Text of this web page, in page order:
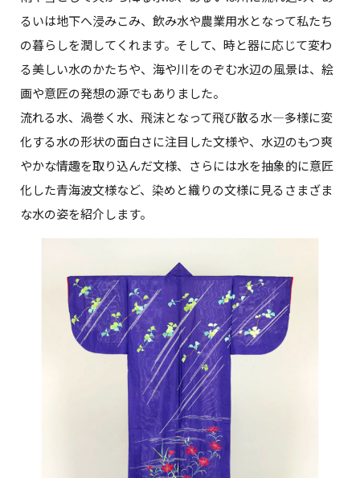
るいは地下へ浸みこみ、飲み水や農業用水となって私たち
の暮らしを潤してくれます。そして、時と器に応じて変わ
る美しい水のかたちや、海や川をのぞむ水辺の風景は、絵
画や意匠の発想の源でもありました。
流れる水、渦巻く水、飛沫となって飛び散る水―多様に変
化する水の形状の面白さに注目した文様や、水辺のもつ爽
やかな情趣を取り込んだ文様、さらには水を抽象的に意匠
化した青海波文様など、染めと織りの文様に見るさまざま
な水の姿を紹介します。